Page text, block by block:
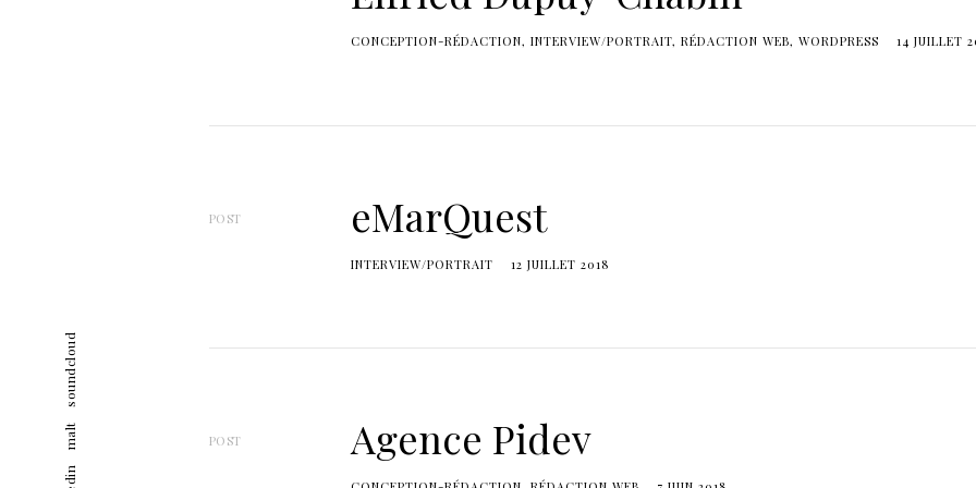
malt
soundcloud
CONCEPTION-RÉDACTION INTERVIEW/PORTRAIT RÉDACTION WEB WORDPRESS 14 JUILLET
POST eMarQuest
INTERVIEW/PORTRAIT 12 JUILLET 2018
POST Agence Pidev